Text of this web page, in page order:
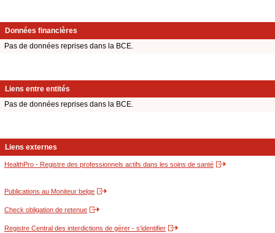
Données financières
Pas de données reprises dans la BCE.
Liens entre entités
Pas de données reprises dans la BCE.
Liens externes
HealthPro - Registre des professionnels actifs dans les soins de santé
Publications au Moniteur belge
Check obligation de retenue
Registre Central des interdictions de gérer - s'identifier